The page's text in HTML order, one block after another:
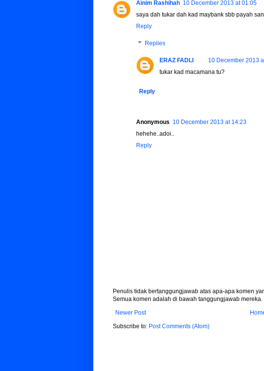
Ainim Rashihah 10 December 2013 at 01:05
saya dah tukar dah kad maybank sbb payah
Reply
Replies
ERAZ FADLI
10 December 2013
tukar kad macamana tu?
Reply
Anonymous 10 December 2013 at 14:23
hehehe..adoi..
Reply
Penulis tidak bertanggungjawab atas apa-apa komen
Semua komen adalah di bawah tanggungjawab
Newer Post
Subscribe to: Post Comments (Atom)